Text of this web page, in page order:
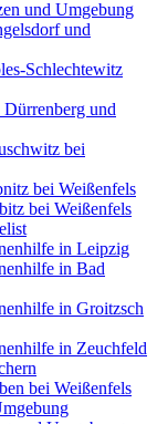
und Umgebung
und
Schlechtewitz
und
bei
bei Weißenfels
bei Weißenfels
in Leipzig
in Bad
in Groitzsch
in Zeuchfeld
bei Weißenfels